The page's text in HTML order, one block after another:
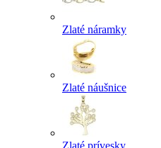
Zlaté náramky
Zlaté náušnice
Zlaté prívesky